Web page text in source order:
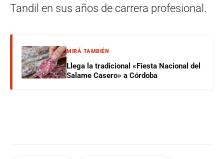
Tandil en sus años de carrera profesional.
MIRÁ TAMBIÉN
Llega la tradicional «Fiesta Nacional del
Salame Casero» a Córdoba